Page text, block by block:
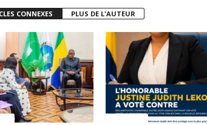
CONNEXES PLUS DE L'AUTEUR